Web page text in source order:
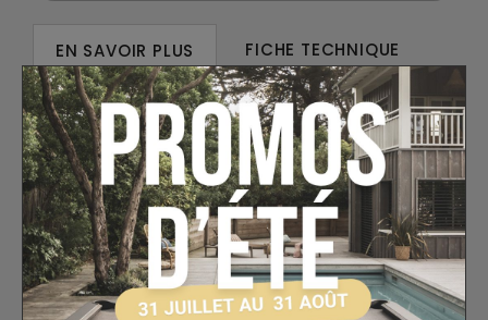
EN SAVOIR PLUS FICHE TECHNIQUE
AVIS
Vous avez un jeu de billes Américain mais il
vous manque la bille bleue n°10 ? Il n'est
pas nécessaire d'acheter un nouveau jeu,
compléter votre jeu de billes de billard
avec cette bille n°10. Plusieurs diamètres
au choix, mesurez une bille de votre jeu
pour trouver le diamètre qui convient.